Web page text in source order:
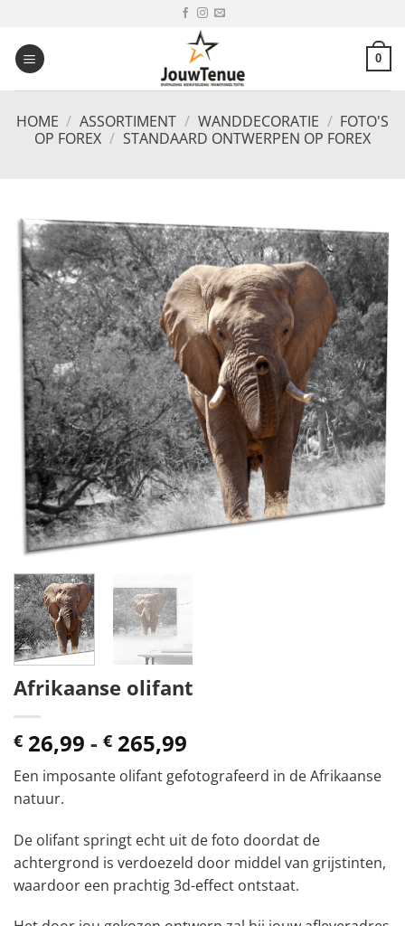
inhoud
0
HOME / ASSORTIMENT / WANDDECORATIE / FOTO'S
OP FOREX / STANDAARD ONTWERPEN OP FOREX
Afrikaanse olifant
€ 26,99 - € 265,99
€ 26,99
tot
Een imposante olifant gefotografeerd in de Afrikaanse
natuur.
De olifant springt echt uit de foto doordat de
achtergrond is verdoezeld door middel van grijstinten,
waardoor een prachtig 3d-effect ontstaat.